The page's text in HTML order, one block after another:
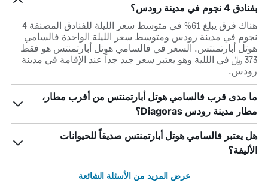
بفنادق 4 نجوم في مدينة رودس؟
هناك فرق يبلغ 61% في متوسط ​​سعر الليلة للفنادق المصنفة 4
نجوم في مدينة رودس ومتوسط ​​سعر الليلة الواحدة فالسامي
هوتل أبارتمنتس. السعر في فالسامي هوتل أبارتمنتس هو فقط
373 ﷼ في الللية وهو يعتبر سعر جيد جداً عند الإقامة في مدينة
رودس.
ما مدى قرب فالسامي هوتل أبارتمنتس من أقرب مطار،
مطار مدينة رودس Diagoras؟
هل يعتبر فالسامي هوتل أبارتمنتس صديقاً للحيوانات
الأليفة؟
عرض المزيد من الأسئلة الشائعة